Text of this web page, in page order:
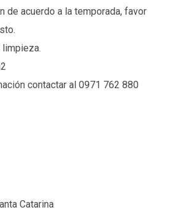
de acuerdo a la temporada, favor
limpieza.
contactar al 0971 762 880
Catarina